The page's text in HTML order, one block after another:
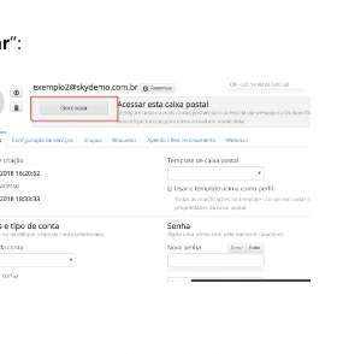
Internos
“: